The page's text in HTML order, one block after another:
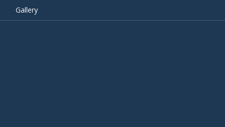
Gallery